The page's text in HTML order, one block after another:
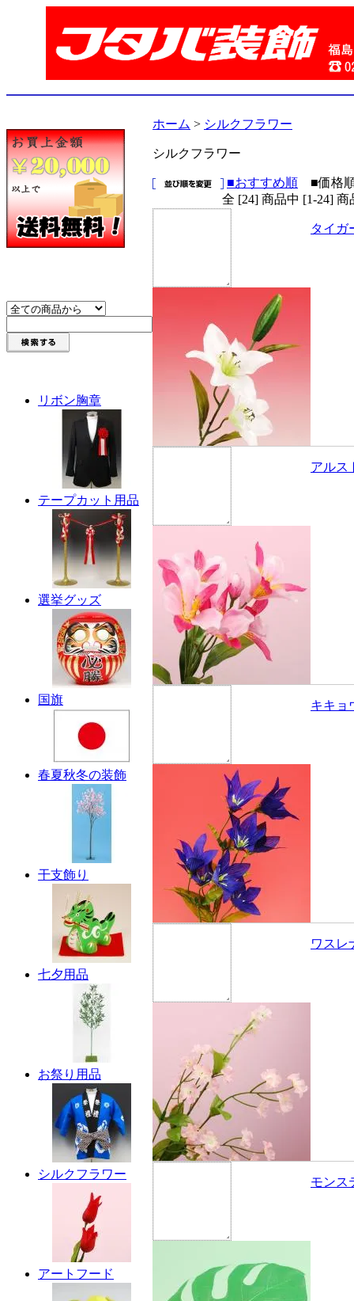
リボン胸章
テープカット用品
選挙グッズ
国旗
春夏秋冬の装飾
干支飾り
七夕用品
お祭り用品
シルクフラワー
アートフード
ホーム > シルクフラワー
シルクフラワー
■おすすめ順
■価格
全 [24] 商品中 [1-24]
タイガ
アルス
キキョ
ワスレ
モンス